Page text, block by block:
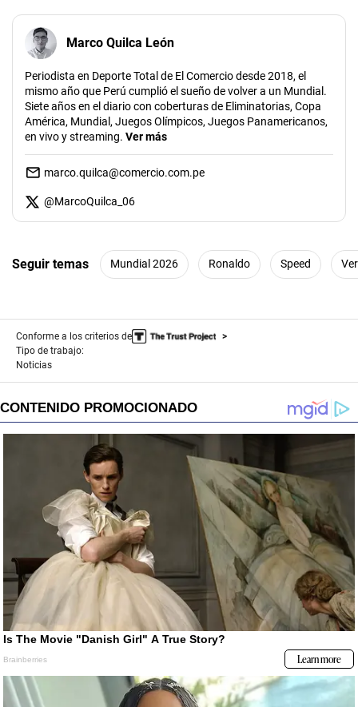
Marco Quilca León
Periodista en Deporte Total de El Comercio desde 2018, el
mismo año que Perú cumplió el sueño de volver a un Mundial.
Siete años en el diario con coberturas de Eliminatorias, Copa
América, Mundial, Juegos Olímpicos, Juegos Panamericanos,
en vivo y streaming. Ver más
marco.quilca@comercio.com.pe
@MarcoQuilca_06
Seguir temas Mundial 2026 Ronaldo Speed
Conforme a los criterios de
Tipo de trabajo:
Noticias